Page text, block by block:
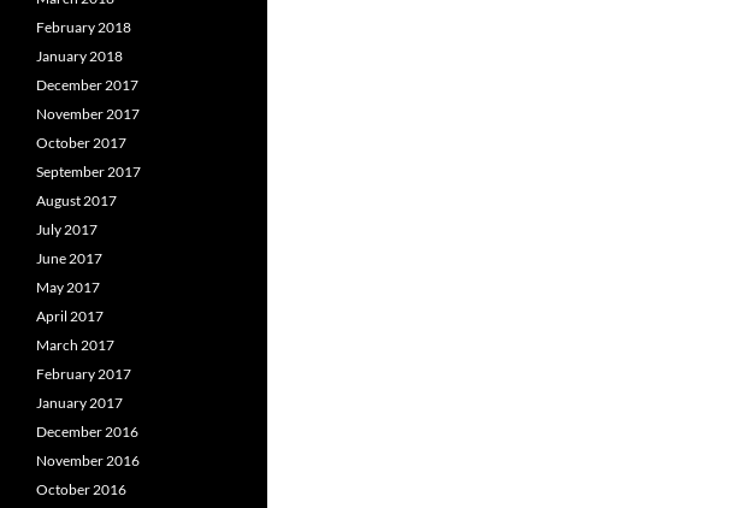
February 2018
January 2018
December 2017
November 2017
October 2017
September 2017
August 2017
July 2017
June 2017
May 2017
April 2017
March 2017
February 2017
January 2017
December 2016
November 2016
October 2016